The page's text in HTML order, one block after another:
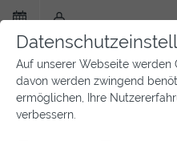
Zum
Hauptinhalt
springen
Auf unserer Webseite werden
davon werden zwingend
ermöglichen, Ihre
verbessern.